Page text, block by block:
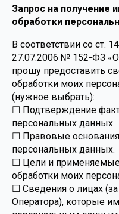
Запрос на получение
обработки
В соответствии со ст.
27.07.2006 № 152-ФЗ
прошу предоставить
обработки моих
(нужное выбрать):
☐ Подтверждение
персональных данных.
☐ Правовые
персональных данных.
☐ Цели и
обработки моих
☐ Сведения о лицах
Оператора), которые